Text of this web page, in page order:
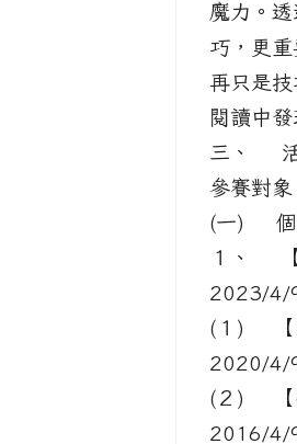
魔力。
巧，更
再只是
閱讀中
三、 活
參賽對
(一) 個
１、 【
2023/4/9
(１) 【B
2020/4/
(２) 【
2016/4/